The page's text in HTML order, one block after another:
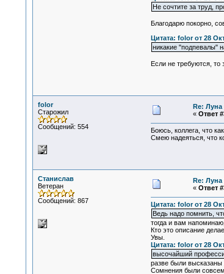
Не сочтите за труд,
Благодарю покорно,
Цитата: folor от 28
никакие "подпевалы"
Если не требуются, то
folor
Старожил
Сообщений: 554
Re:
« Ответ
Боюсь, коллега, что
Смею надеяться, что
Станислав
Ветеран
Сообщений: 867
Re:
« Ответ
Цитата: folor от 28
Ведь надо помнить,
тогда и вам
Кто это описание
Увы.
Цитата: folor от 28
высочайший
разве были высказаны
Сомнения были